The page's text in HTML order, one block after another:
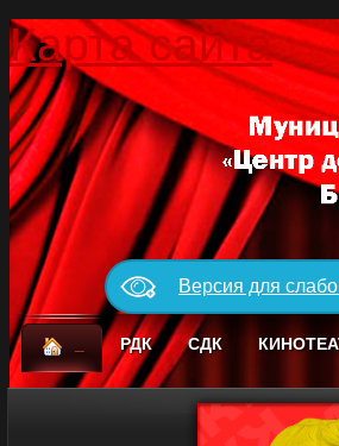
Карта сайта
Версия для
РДК СДК